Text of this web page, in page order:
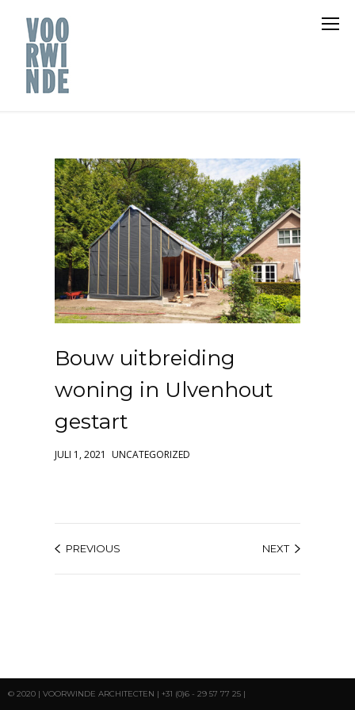
Bouw uitbreiding
woning in Ulvenhout
gestart
JULI 1, 2021 UNCATEGORIZED
PREVIOUS NEXT
© 2020 | VOORWINDE ARCHITECTEN | +31 (0)6 - 29 57 77 25 |